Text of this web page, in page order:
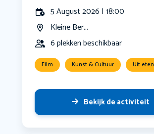
5 August 2026 | 18:00
Kleine Ber...
6 plekken beschikbaar
Film Kunst & Cultuur Uit eten
Bekijk de activiteit